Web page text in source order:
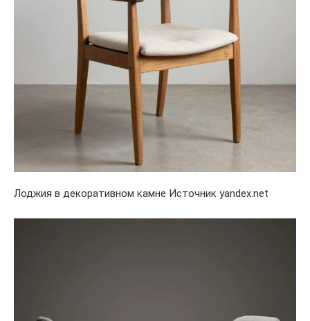
Лоджия в декоративном камне Источник yandex.net